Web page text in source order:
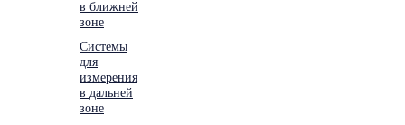
в ближней
зоне
Системы
для
измерения
в дальней
зоне